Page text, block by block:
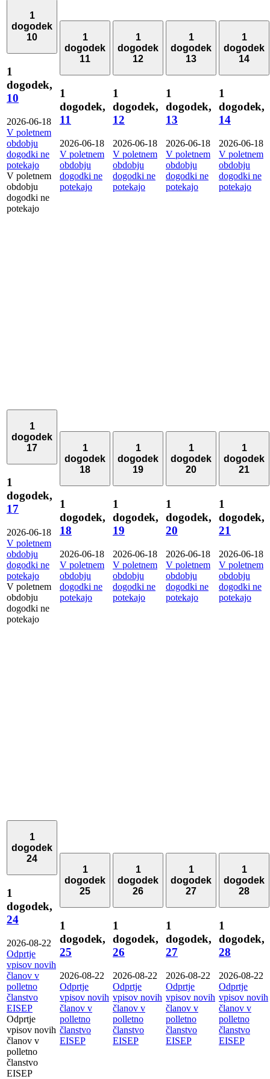
1
dogodek
10
1
dogodek,
10
2026-06-18
V poletnem
obdobju
dogodki ne
potekajo
V poletnem
obdobju
dogodki ne
potekajo
1
dogodek
11
1
dogodek,
11
2026-06-18
V poletnem
obdobju
dogodki ne
potekajo
1
dogodek
12
1
dogodek,
12
2026-06-18
V poletnem
obdobju
dogodki ne
potekajo
1
dogodek
13
1
dogodek,
13
2026-06-18
V poletnem
obdobju
dogodki ne
potekajo
1
dogodek
14
1
dogodek,
14
2026-06-18
V poletnem
obdobju
dogodki ne
potekajo
1
dogodek
17
1
dogodek,
17
2026-06-18
V poletnem
obdobju
dogodki ne
potekajo
V poletnem
obdobju
dogodki ne
potekajo
1
dogodek
18
1
dogodek,
18
2026-06-18
V poletnem
obdobju
dogodki ne
potekajo
1
dogodek
19
1
dogodek,
19
2026-06-18
V poletnem
obdobju
dogodki ne
potekajo
1
dogodek
20
1
dogodek,
20
2026-06-18
V poletnem
obdobju
dogodki ne
potekajo
1
dogodek
21
1
dogodek,
21
2026-06-18
V poletnem
obdobju
dogodki ne
potekajo
1
dogodek
24
1
dogodek,
24
2026-08-22
Odprtje
vpisov novih
članov v
polletno
članstvo
EISEP
Odprtje
vpisov novih
članov v
polletno
članstvo
EISEP
1
dogodek
25
1
dogodek,
25
2026-08-22
Odprtje
vpisov novih
članov v
polletno
članstvo
EISEP
1
dogodek
26
1
dogodek,
26
2026-08-22
Odprtje
vpisov novih
članov v
polletno
članstvo
EISEP
1
dogodek
27
1
dogodek,
27
2026-08-22
Odprtje
vpisov novih
članov v
polletno
članstvo
EISEP
1
dogodek
28
1
dogodek,
28
2026-08-22
Odprtje
vpisov novih
članov v
polletno
članstvo
EISEP